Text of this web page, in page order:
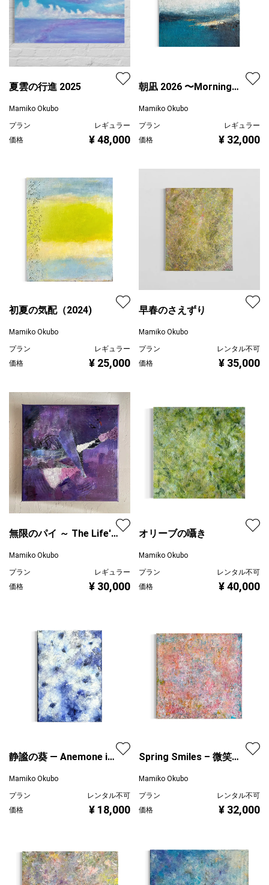
夏雲の行進 2025
Mamiko Okubo
プラン
レギュラー
価格
¥ 48,000
朝凪 2026 〜Morning
Mamiko Okubo
プラン
レギュラー
価格
¥ 32,000
初夏の気配（2024)
Mamiko Okubo
プラン
レギュラー
価格
¥ 25,000
早春のさえずり
Mamiko Okubo
プラン
レンタル不可
価格
¥ 35,000
無限のパイ ～ The Life's
Mamiko Okubo
プラン
レギュラー
価格
¥ 30,000
オリーブの囁き
Mamiko Okubo
プラン
レンタル不可
価格
¥ 40,000
静謐の葵 — Anemone in
Mamiko Okubo
プラン
レンタル不可
価格
¥ 18,000
Spring Smiles – 微笑み
Mamiko Okubo
プラン
レンタル不可
価格
¥ 32,000